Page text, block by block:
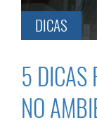
DICAS
5 DICAS
NO